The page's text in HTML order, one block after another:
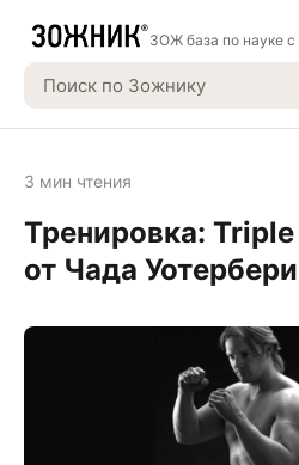
ЗОЖ база по науке с
3 мин чтения
Тренировка:
от Чада Уотербери